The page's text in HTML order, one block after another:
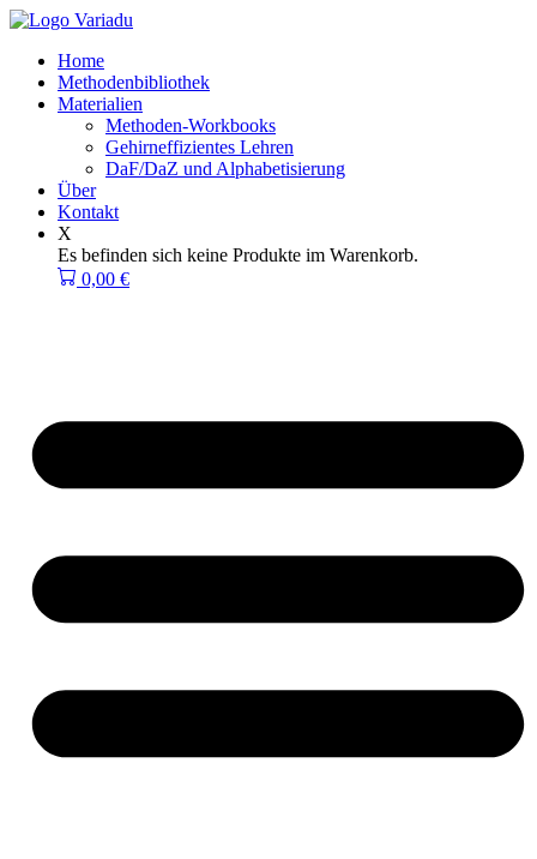
Zum
springenHome
Methodenbibliothek
Materialien
Methoden-Workbooks
Gehirneffizientes Lehren
DaF/DaZ und Alphabetisierung
Über
Kontakt
X
Es befinden sich keine Produkte im Warenkorb.
0,00 €